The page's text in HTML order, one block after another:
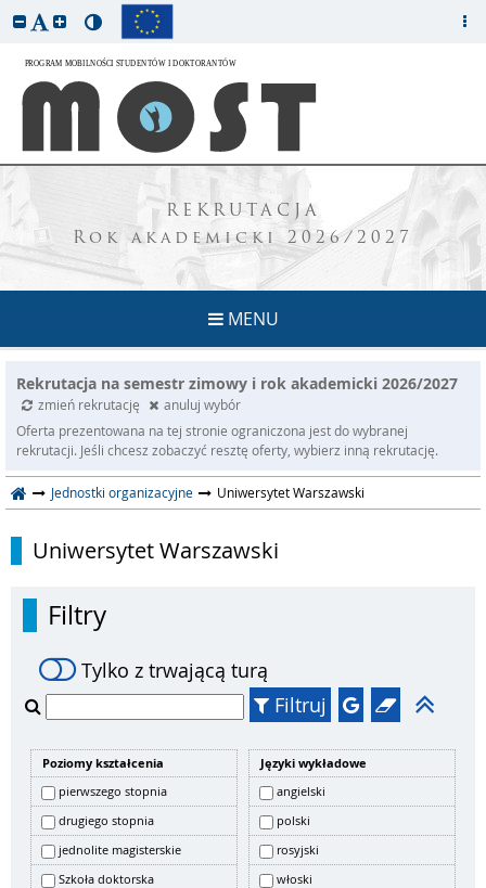
REKRUTACJA
Rok akademicki 2026/2027
MENU
Rekrutacja na semestr zimowy i rok akademicki 2026/2027
zmień rekrutację
anuluj wybór
Oferta prezentowana na tej stronie ograniczona jest do wybranej
rekrutacji. Jeśli chcesz zobaczyć resztę oferty, wybierz inną rekrutację.
Jednostki organizacyjne Uniwersytet Warszawski
Uniwersytet Warszawski
Filtry
Tylko z trwającą turą
Filtruj
Poziomy kształcenia
pierwszego stopnia
drugiego stopnia
jednolite magisterskie
Szkoła doktorska
Języki wykładowe
angielski
polski
rosyjski
włoski